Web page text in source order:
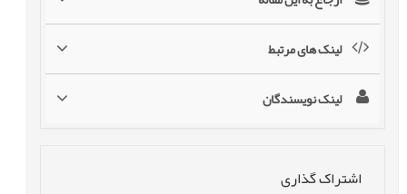
لینک های مرتبط
لینک نویسندگان
اشتراک گذاری